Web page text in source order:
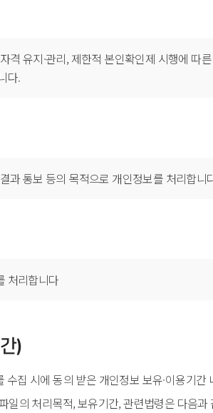
격 유지·관리, 제한적 본인확인제 시행에
다.
과 통보 등의 목적으로 개인정보를 처리합니
처리합니다
)
집 시에 동의 받은 개인정보 보유·이용기간
일의 처리목적, 보유기간, 관련법령은 다음과